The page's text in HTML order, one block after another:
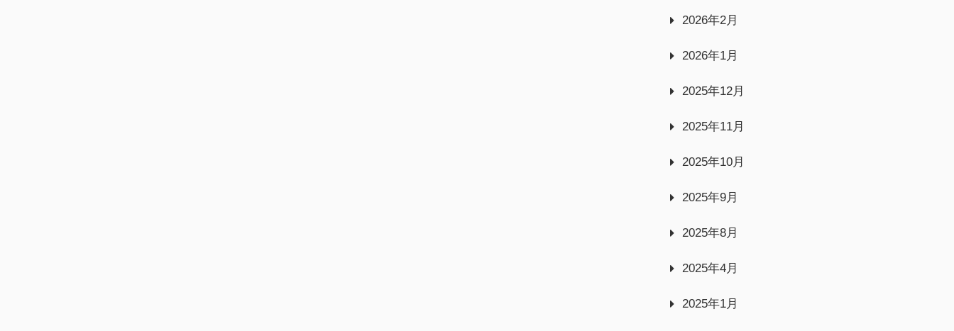
2026年2月
2026年1月
2025年12月
2025年11月
2025年10月
2025年9月
2025年8月
2025年4月
2025年1月